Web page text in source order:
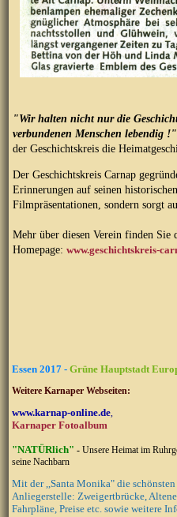
"Wir halten nicht nur die
verbundenen Menschen lebendig !"
der Geschichtskreis die
Der Geschichtskreis Carnap
Erinnerungen auf seinen
Filmpräsentationen, sondern sorgt
Mehr über diesen Verein finden Sie
Homepage:www.geschichtskreis-
Essen 2017 -Grüne Hauptstadt
Weitere Karnaper Webseiten:
www.karnap-online.de,
Karnaper Fotoalbum
"NATÜRlich" - Unsere Heimat im
seine Nachbarn
Mit der ,,Santa Monika" die schönsten
Anliegerstelle: Zweigertbrücke,
Fahrpläne, Preise etc. sowie weitere